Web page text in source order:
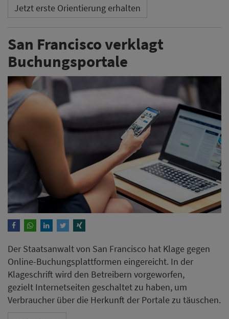
Jetzt erste Orientierung erhalten
San Francisco verklagt
Buchungsportale
Der Staatsanwalt von San Francisco hat Klage gegen
Online-Buchungsplattformen eingereicht. In der
Klageschrift wird den Betreibern vorgeworfen,
gezielt Internetseiten geschaltet zu haben, um
Verbraucher über die Herkunft der Portale zu täuschen.